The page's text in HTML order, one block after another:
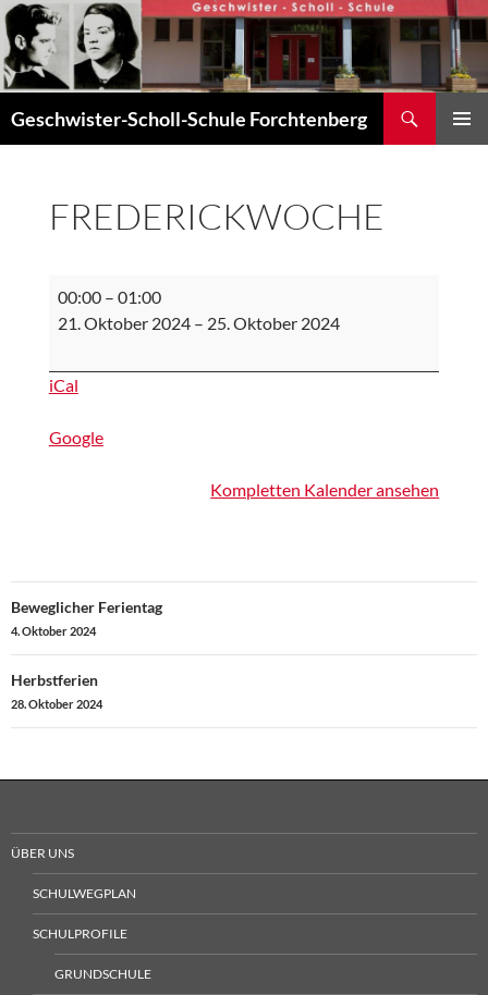
Zum
Inhalt
springen
Geschwister-Scholl-Schule Forchtenberg
FREDERICKWOCHE
Frederickwoche
00:00 – 01:00
21. Oktober 2024 – 25. Oktober 2024
iCal
Google
Kompletten Kalender ansehen
Beitragsnavigation
Beweglicher Ferientag
4. Oktober 2024
Herbstferien
28. Oktober 2024
ÜBER UNS
SCHULWEGPLAN
SCHULPROFILE
GRUNDSCHULE